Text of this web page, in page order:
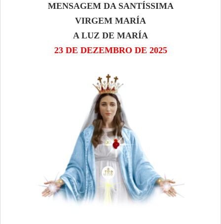
MENSAGEM DA SANTÍSSIMA
VIRGEM MARÍA
A LUZ DE MARÍA
23 DE DEZEMBRO DE 2025